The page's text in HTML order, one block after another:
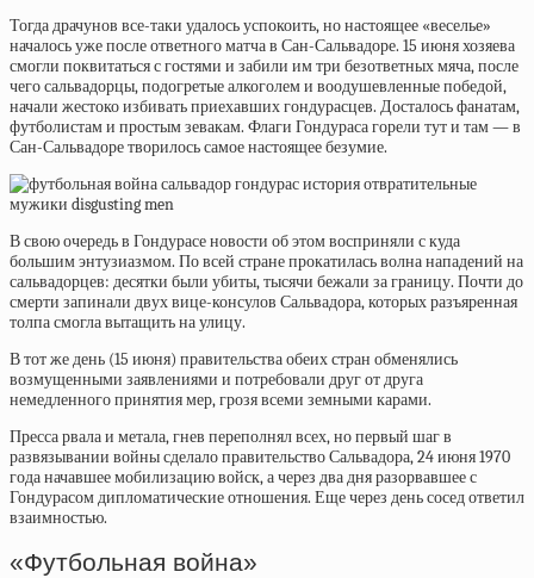
Тогда драчунов все-таки удалось успокоить, но настоящее «веселье»
началось уже после ответного матча в Сан-Сальвадоре. 15 июня хозяева
смогли поквитаться с гостями и забили им три безответных мяча, после
чего сальвадорцы, подогретые алкоголем и воодушевленные победой,
начали жестоко избивать приехавших гондурасцев. Досталось фанатам,
футболистам и простым зевакам. Флаги Гондураса горели тут и там — в
Сан-Сальвадоре творилось самое настоящее безумие.
В свою очередь в Гондурасе новости об этом восприняли с куда
большим энтузиазмом. По всей стране прокатилась волна нападений на
сальвадорцев: десятки были убиты, тысячи бежали за границу. Почти до
смерти запинали двух вице-консулов Сальвадора, которых разъяренная
толпа смогла вытащить на улицу.
В тот же день (15 июня) правительства обеих стран обменялись
возмущенными заявлениями и потребовали друг от друга
немедленного принятия мер, грозя всеми земными карами.
Пресса рвала и метала, гнев переполнял всех, но первый шаг в
развязывании войны сделало правительство Сальвадора, 24 июня 1970
года начавшее мобилизацию войск, а через два дня разорвавшее с
Гондурасом дипломатические отношения. Еще через день сосед ответил
взаимностью.
«Футбольная война»